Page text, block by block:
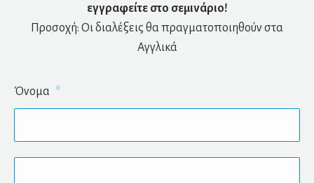
εγγραφείτε στο σεμινάριο!
Προσοχή: Oι διαλέξεις θα πραγματοποιηθούν στα
Αγγλικά
Όνομα *